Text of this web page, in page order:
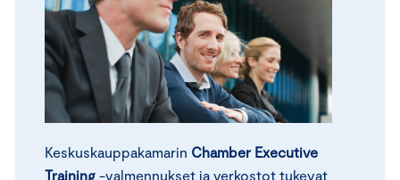
Keskuskauppakamarin Chamber Executive
Training -valmennukset ja verkostot tukevat